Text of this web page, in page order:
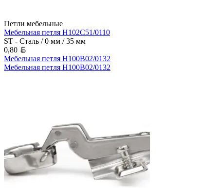
Петли мебельные
Мебельная петля H102C51/0110
ST - Сталь / 0 мм / 35 мм
0,80
Мебельная петля H100B02/0132
Мебельная петля H100B02/0132